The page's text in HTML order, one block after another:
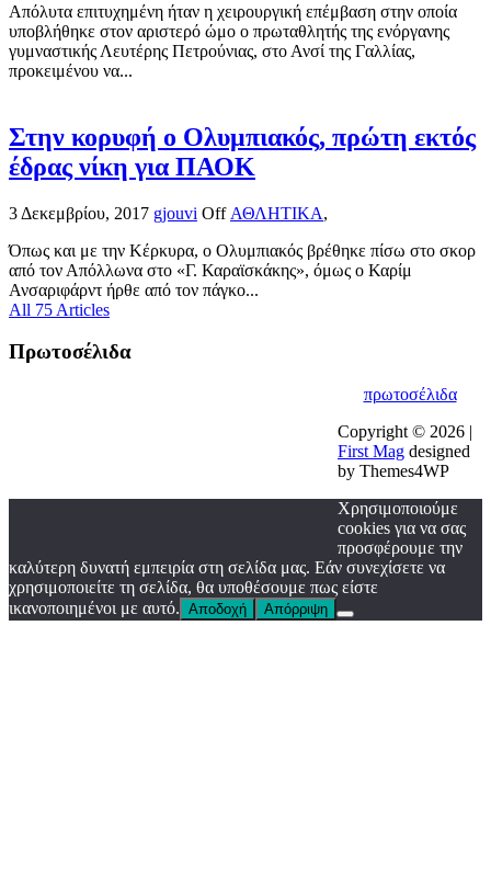
Απόλυτα επιτυχημένη ήταν η χειρουργική επέμβαση στην οποία
υποβλήθηκε στον αριστερό ώμο ο πρωταθλητής της ενόργανης
γυμναστικής Λευτέρης Πετρούνιας, στο Ανσί της Γαλλίας,
προκειμένου να...
Στην κορυφή ο Ολυμπιακός, πρώτη εκτός
έδρας νίκη για ΠΑΟΚ
3 Δεκεμβρίου, 2017 gjouvi Off ΑΘΛΗΤΙΚΑ,
Όπως και με την Κέρκυρα, ο Ολυμπιακός βρέθηκε πίσω στο σκορ
από τον Απόλλωνα στο «Γ. Καραϊσκάκης», όμως ο Καρίμ
Ανσαριφάρντ ήρθε από τον πάγκο...
All 75 Articles
Πρωτοσέλιδα
πρωτοσέλιδα
Copyright © 2026 |
First Mag designed
by Themes4WP
Χρησιμοποιούμε
cookies για να σας
προσφέρουμε την
καλύτερη δυνατή εμπειρία στη σελίδα μας. Εάν συνεχίσετε να
χρησιμοποιείτε τη σελίδα, θα υποθέσουμε πως είστε
ικανοποιημένοι με αυτό. Αποδοχή Απόρριψη